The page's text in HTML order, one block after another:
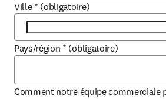
Ville * (obligatoire)
Pays/région * (obligatoire)
Comment notre équipe commerciale